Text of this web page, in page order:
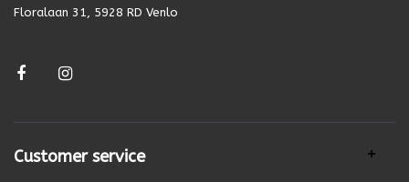
Floralaan 31, 5928 RD Venlo
Customer service